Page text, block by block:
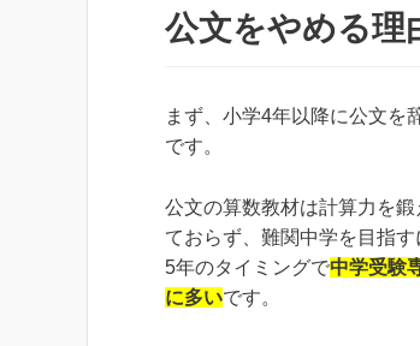
公文をやめる理
まず、小学4年以降に公文を
です。
公文の算数教材は計算力を
ておらず、難関中学を目指
5年のタイミングで中学受験
に多いです。